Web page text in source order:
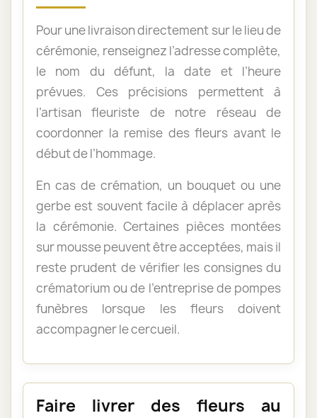
Pour une livraison directement sur le lieu de
cérémonie, renseignez l’adresse complète,
le nom du défunt, la date et l’heure
prévues. Ces précisions permettent à
l’artisan fleuriste de notre réseau de
coordonner la remise des fleurs avant le
début de l’hommage.
En cas de crémation, un bouquet ou une
gerbe est souvent facile à déplacer après
la cérémonie. Certaines pièces montées
sur mousse peuvent être acceptées, mais il
reste prudent de vérifier les consignes du
crématorium ou de l’entreprise de pompes
funèbres lorsque les fleurs doivent
accompagner le cercueil.
Faire livrer des fleurs au